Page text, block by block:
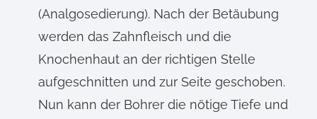
(Analgosedierung). Nach der Betäubung
werden das Zahnfleisch und die
Knochenhaut an der richtigen Stelle
aufgeschnitten und zur Seite geschoben.
Nun kann der Bohrer die nötige Tiefe und